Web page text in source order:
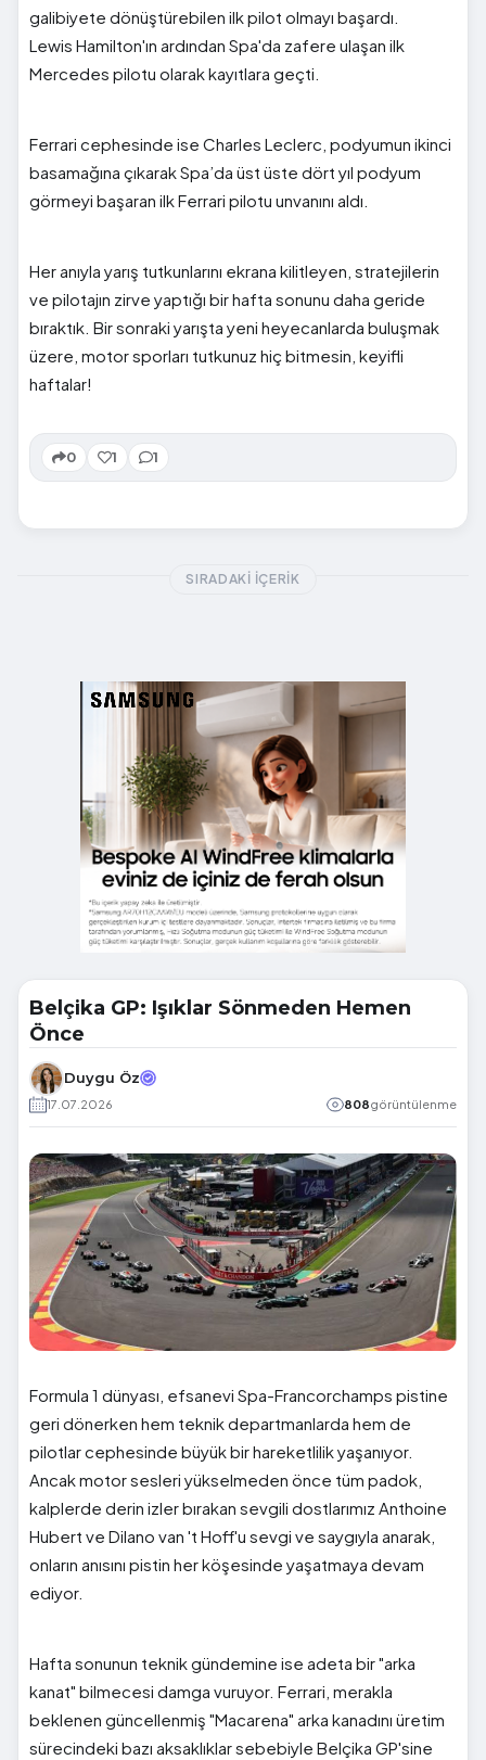
galibiyete dönüştürebilen ilk pilot olmayı başardı.
Lewis Hamilton'ın ardından Spa'da zafere ulaşan ilk
Mercedes pilotu olarak kayıtlara geçti.
Ferrari cephesinde ise Charles Leclerc, podyumun ikinci
basamağına çıkarak Spa’da üst üste dört yıl podyum
görmeyi başaran ilk Ferrari pilotu unvanını aldı.
Her anıyla yarış tutkunlarını ekrana kilitleyen, stratejilerin
ve pilotajın zirve yaptığı bir hafta sonunu daha geride
bıraktık. Bir sonraki yarışta yeni heyecanlarda buluşmak
üzere, motor sporları tutkunuz hiç bitmesin, keyifli
haftalar!
0 1 1
SIRADAKI İÇERIK
Belçika GP: Işıklar Sönmeden Hemen
Önce
Duygu Öz
17.07.2026 808görüntülenme
Formula 1 dünyası, efsanevi Spa-Francorchamps pistine
geri dönerken hem teknik departmanlarda hem de
pilotlar cephesinde büyük bir hareketlilik yaşanıyor.
Ancak motor sesleri yükselmeden önce tüm padok,
kalplerde derin izler bırakan sevgili dostlarımız Anthoine
Hubert ve Dilano van 't Hoff'u sevgi ve saygıyla anarak,
onların anısını pistin her köşesinde yaşatmaya devam
ediyor.
Hafta sonunun teknik gündemine ise adeta bir "arka
kanat" bilmecesi damga vuruyor. Ferrari, merakla
beklenen güncellenmiş "Macarena" arka kanadını üretim
sürecindeki bazı aksaklıklar sebebiyle Belçika GP'sine